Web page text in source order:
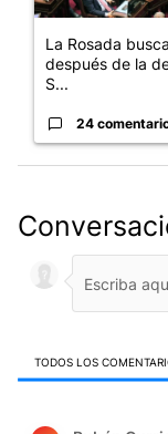
La Rosada
después de la
S...
24
TODOS LOS